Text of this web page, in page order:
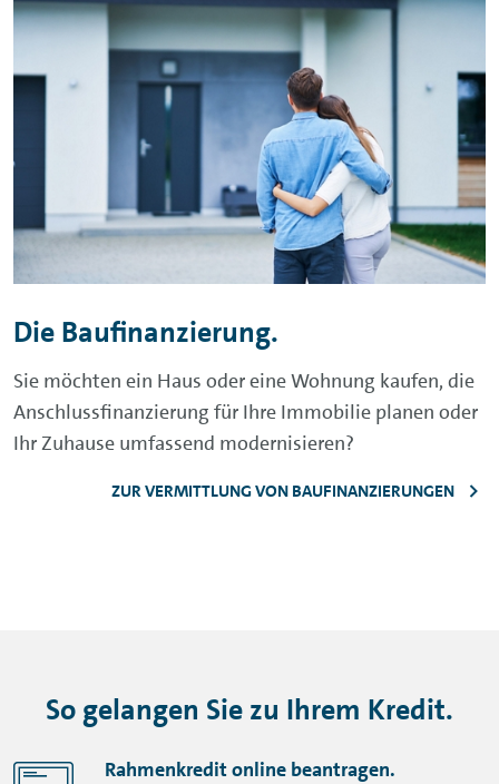
Die Baufinanzierung.
Sie möchten ein Haus oder eine Wohnung kaufen, die
Anschlussfinanzierung für Ihre Immobilie planen oder
Ihr Zuhause umfassend modernisieren?
ZUR VERMITTLUNG VON BAUFINANZIERUNGEN
So gelangen Sie zu Ihrem Kredit.
Rahmenkredit online beantragen.